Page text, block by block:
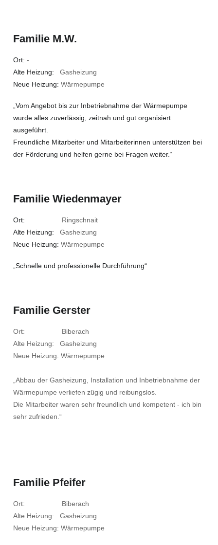
Familie M.W.
Ort: -
Alte Heizung: Gasheizung
Neue Heizung: Wärmepumpe
„Vom Angebot bis zur Inbetriebnahme der Wärmepumpe
wurde alles zuverlässig, zeitnah und gut organisiert
ausgeführt.
Freundliche Mitarbeiter und Mitarbeiterinnen unterstützen bei
der Förderung und helfen gerne bei Fragen weiter.“
Familie Wiedenmayer
Ort: Ringschnait
Alte Heizung: Gasheizung
Neue Heizung: Wärmepumpe
„Schnelle und professionelle Durchführung“
Familie Gerster
Ort: Biberach
Alte Heizung: Gasheizung
Neue Heizung: Wärmepumpe
„Abbau der Gasheizung, Installation und Inbetriebnahme der
Wärmepumpe verliefen zügig und reibungslos.
Die Mitarbeiter waren sehr freundlich und kompetent - ich bin
sehr zufrieden.“
Familie Pfeifer
Ort: Biberach
Alte Heizung: Gasheizung
Neue Heizung: Wärmepumpe